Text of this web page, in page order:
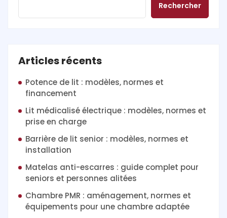
Rechercher
Articles récents
Potence de lit : modèles, normes et
financement
Lit médicalisé électrique : modèles, normes et
prise en charge
Barrière de lit senior : modèles, normes et
installation
Matelas anti-escarres : guide complet pour
seniors et personnes alitées
Chambre PMR : aménagement, normes et
équipements pour une chambre adaptée